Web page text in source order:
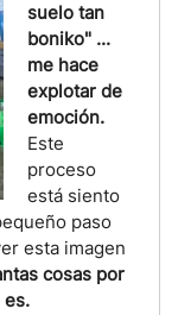
suelo tan
boniko" ...
me hace
explotar de
emoción.
Este
proceso
está siento
paso
esta imagen
cosas por
es.